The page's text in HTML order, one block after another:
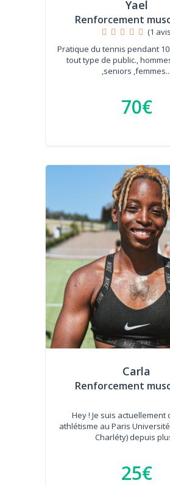
Yael
Renforcement
(1
Pratique du tennis pendant
tout type de public.,
,seniors ,femmes...
70€
Carla
Renforcement
Hey ! Je suis actuellement
athlétisme au Paris
Charléty) depuis
25€